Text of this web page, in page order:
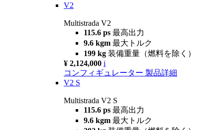
V2
Multistrada V2
115.6 ps 最高出力
9.6 kgm 最大トルク
199 kg 装備重量（燃料を除く）
¥ 2,124,000 i
コンフィギュレーター 製品詳細
V2 S
Multistrada V2 S
115.6 ps 最高出力
9.6 kgm 最大トルク